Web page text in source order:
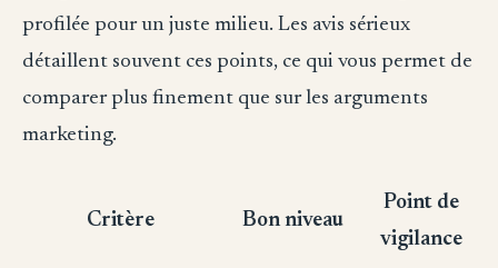
profilée pour un juste milieu. Les avis sérieux
détaillent souvent ces points, ce qui vous permet de
comparer plus finement que sur les arguments
marketing.
Critère Bon niveau
Point de
vigilance